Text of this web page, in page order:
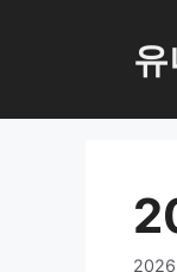
로
2026